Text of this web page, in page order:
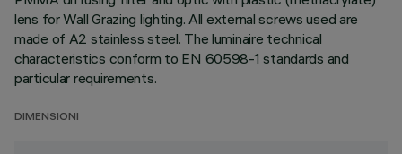
lens for Wall Grazing lighting. All external screws used are
made of A2 stainless steel. The luminaire technical
characteristics conform to EN 60598-1 standards and
particular requirements.
DIMENSIONI